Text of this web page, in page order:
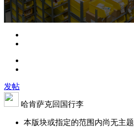
发帖
哈肯萨克回国行李
本版块或指定的范围内尚无主题